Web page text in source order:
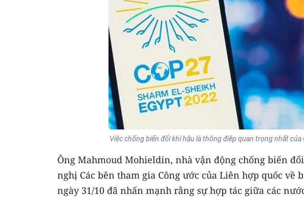
Việc chống biến đổi khí hậu là thông điệp quan trọng nhất
Ông Mahmoud Mohieldin, nhà vận động chống biến
nghị Các bên tham gia Công ước của Liên hợp quốc về
ngày 31/10 đã nhấn mạnh rằng sự hợp tác giữa các